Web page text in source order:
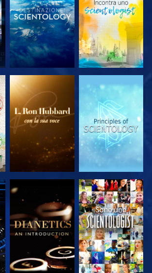
ESPLORA LE
SERIE
ESPLORA LE
SERIE
ESPLORA LE
SERIE
GUARDA